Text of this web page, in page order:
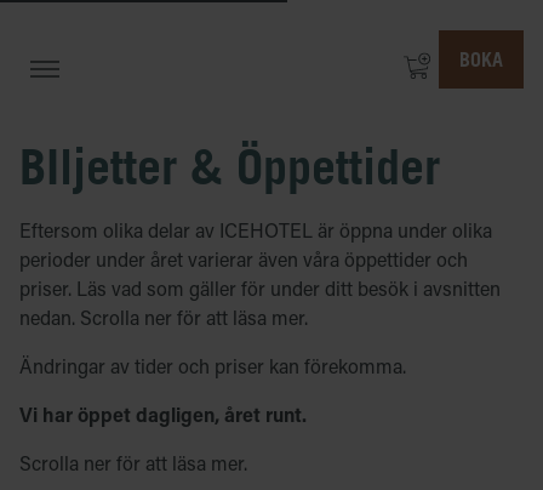
BOKA
BIljetter & Öppettider
Eftersom olika delar av ICEHOTEL är öppna under olika
perioder under året varierar även våra öppettider och
priser. Läs vad som gäller för under ditt besök i avsnitten
nedan. Scrolla ner för att läsa mer.
Ändringar av tider och priser kan förekomma.
Vi har öppet dagligen, året runt.
Scrolla ner för att läsa mer.